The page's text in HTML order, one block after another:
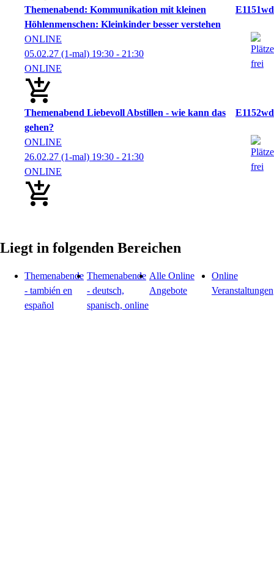
Themenabend: Kommunikation mit kleinen
Höhlenmenschen: Kleinkinder besser verstehen
E1151wd
ONLINE
05.02.27 (1-mal) 19:30 - 21:30
ONLINE
Themenabend Liebevoll Abstillen - wie kann das
gehen?
E1152wd
ONLINE
26.02.27 (1-mal) 19:30 - 21:30
ONLINE
Liegt in folgenden Bereichen
Themenabende
- también en
español
Themenabende
- deutsch,
spanisch, online
Alle Online
Angebote
Online
Veranstaltungen